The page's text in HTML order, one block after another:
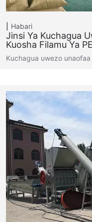
Habari
Jinsi Ya Kuchagua
Kuosha Filamu Ya
Kuchagua uwezo